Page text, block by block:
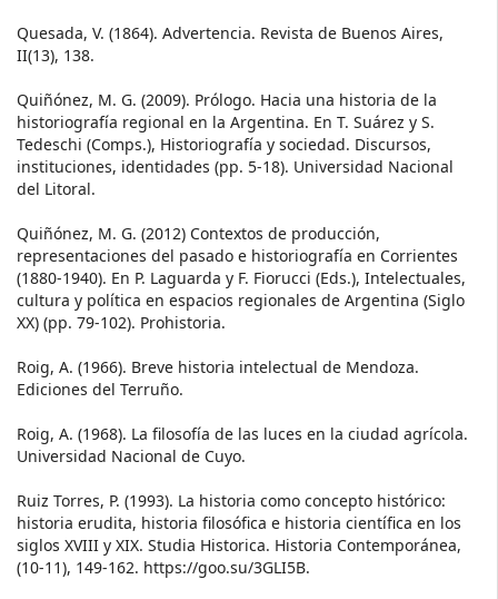
Quesada, V. (1864). Advertencia. Revista de Buenos Aires,
II(13), 138.
Quiñónez, M. G. (2009). Prólogo. Hacia una historia de la
historiografía regional en la Argentina. En T. Suárez y S.
Tedeschi (Comps.), Historiografía y sociedad. Discursos,
instituciones, identidades (pp. 5-18). Universidad Nacional
del Litoral.
Quiñónez, M. G. (2012) Contextos de producción,
representaciones del pasado e historiografía en Corrientes
(1880-1940). En P. Laguarda y F. Fiorucci (Eds.), Intelectuales,
cultura y política en espacios regionales de Argentina (Siglo
XX) (pp. 79-102). Prohistoria.
Roig, A. (1966). Breve historia intelectual de Mendoza.
Ediciones del Terruño.
Roig, A. (1968). La filosofía de las luces en la ciudad agrícola.
Universidad Nacional de Cuyo.
Ruiz Torres, P. (1993). La historia como concepto histórico:
historia erudita, historia filosófica e historia científica en los
siglos XVIII y XIX. Studia Historica. Historia Contemporánea,
(10-11), 149-162. https://goo.su/3GLI5B.